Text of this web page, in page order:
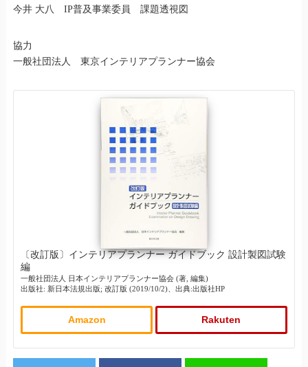
今井 大八 IP普及事業委員 課題透視図
協力
一般社団法人 東京インテリアプランナー協会
〔改訂版〕インテリアプランナー ガイドブック 設計製図試験
編
一般社団法人 日本インテリアプランナー協会 (著, 編集)
出版社: 新日本法規出版; 改訂版 (2019/10/2)、出典:出版社HP
Amazon Rakuten